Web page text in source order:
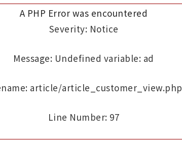
A PHP Error was encountered
Severity: Notice
Message: Undefined variable: ad
article/article_customer_view.php
Line Number: 97